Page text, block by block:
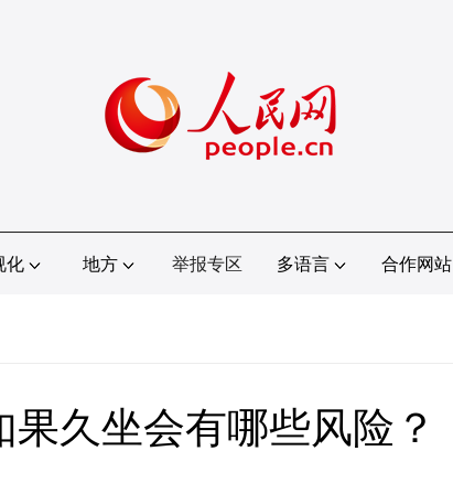
化 地方 举报专区 多语言 合作网站
久坐会有哪些风险？